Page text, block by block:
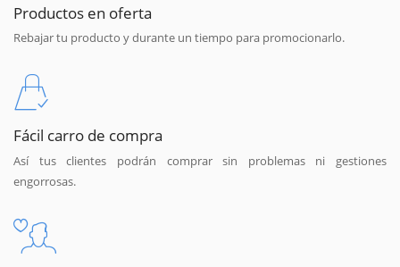
Productos en oferta
Rebajar tu producto y durante un tiempo para promocionarlo.
Fácil carro de compra
Así tus clientes podrán comprar sin problemas ni gestiones
engorrosas.